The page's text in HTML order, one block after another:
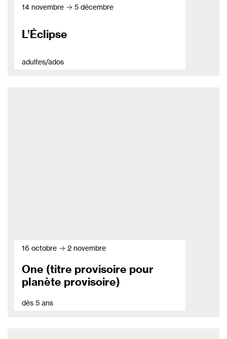
14 novembre → 5 décembre
L’Éclipse
adultes/ados
16 octobre → 2 novembre
One (titre provisoire pour
planète provisoire)
dès 5 ans